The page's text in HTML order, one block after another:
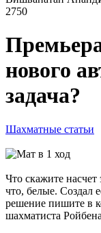
2750
нового
задача?
Шахматные статьи
Что скажите
что, белые. Создал
решение пишите в
шахматиста